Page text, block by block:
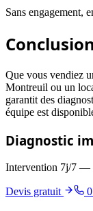
Sans engagement,
Conclusion
Que vous vendiez
Montreuil ou un
garantit des
équipe est
Diagnostic
Intervention 7j/7 —
Devis gratuit